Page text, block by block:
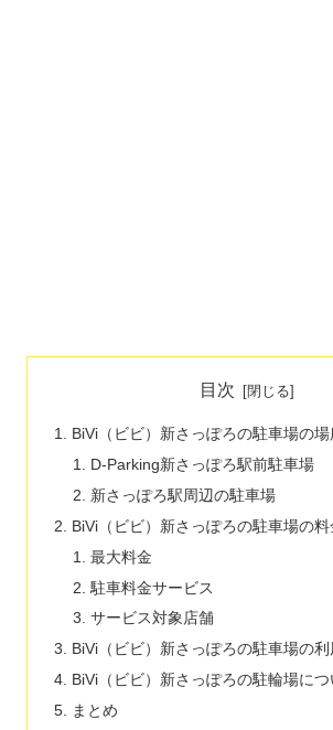
目次
BiVi（ビビ）新さっぽろの駐車場の
D-Parking新さっぽろ駅前駐車場
新さっぽろ駅周辺の駐車場
BiVi（ビビ）新さっぽろの駐車場の
最大料金
駐車料金サービス
サービス対象店舗
BiVi（ビビ）新さっぽろの駐車場の
BiVi（ビビ）新さっぽろの駐輪場につ
まとめ